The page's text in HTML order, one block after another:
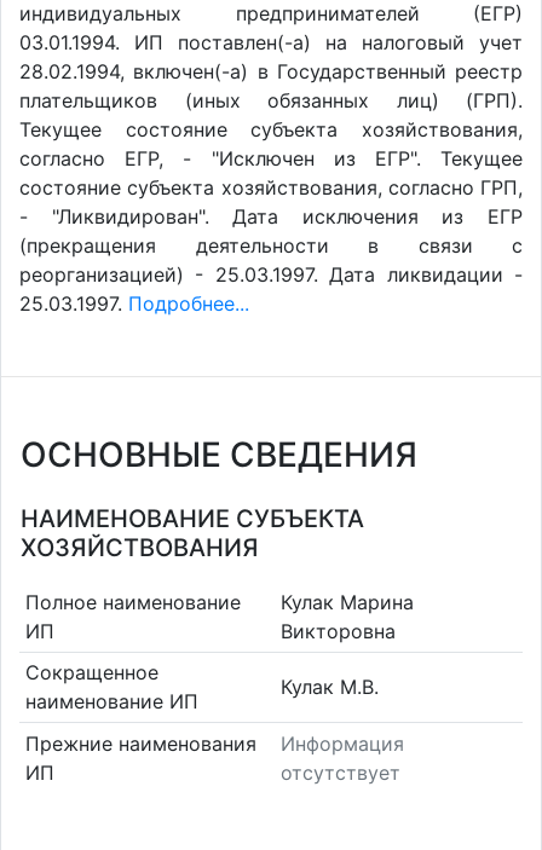
индивидуальных предпринимателей (ЕГР)
03.01.1994. ИП поставлен(-a) на налоговый учет
28.02.1994, включен(-a) в Государственный реестр
плательщиков (иных обязанных лиц) (ГРП).
Текущее состояние субъекта хозяйствования,
согласно ЕГР, - "Исключен из ЕГР". Текущее
состояние субъекта хозяйствования, согласно ГРП,
- "Ликвидирован". Дата исключения из ЕГР
(прекращения деятельности в связи с
реорганизацией) - 25.03.1997. Дата ликвидации -
25.03.1997. Подробнее...
ОСНОВНЫЕ СВЕДЕНИЯ
НАИМЕНОВАНИЕ СУБЪЕКТА
ХОЗЯЙСТВОВАНИЯ
Полное наименование
ИП
Кулак Марина
Викторовна
Сокращенное
наименование ИП
Кулак М.В.
Прежние наименования
ИП
Информация
отсутствует